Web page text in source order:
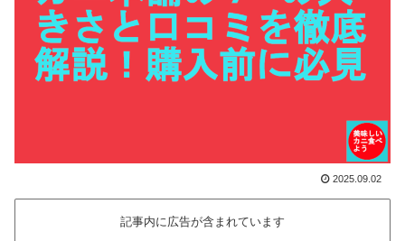
2025.09.02
記事内に広告が含まれています